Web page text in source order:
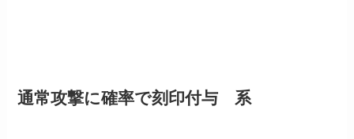
通常攻撃に確率で刻印付与 系